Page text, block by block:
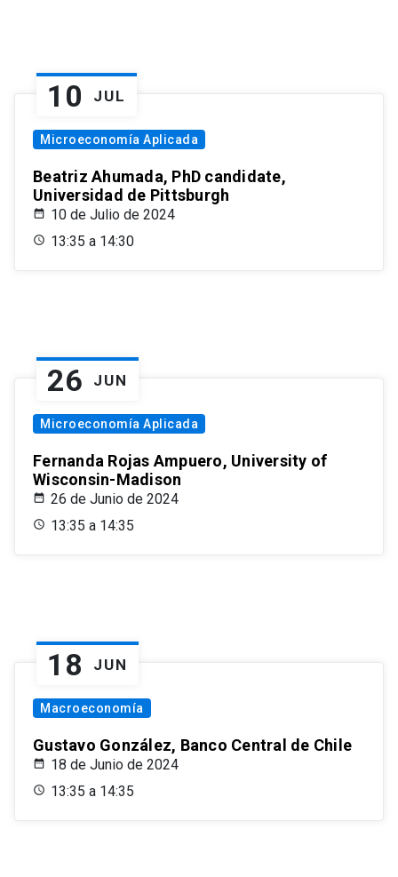
10 JUL
Microeconomía Aplicada
Beatriz Ahumada, PhD candidate,
Universidad de Pittsburgh
10 de Julio de 2024
13:35 a 14:30
26 JUN
Microeconomía Aplicada
Fernanda Rojas Ampuero, University of
Wisconsin-Madison
26 de Junio de 2024
13:35 a 14:35
18 JUN
Macroeconomía
Gustavo González, Banco Central de Chile
18 de Junio de 2024
13:35 a 14:35